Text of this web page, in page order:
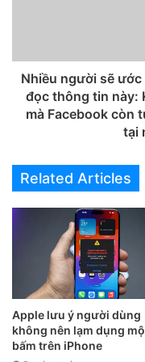
Bạn có thể chọn kiểu
viền ảnh và Bo tròn
giống khung tranh
vào nhé).
Cuối cùng chỉ cần
Nhiều người sẽ
đọc thông tin này:
mà Facebook còn
tại
Related Articles
Apple lưu ý người dùng
không nên lạm dụng
bấm trên iPhone